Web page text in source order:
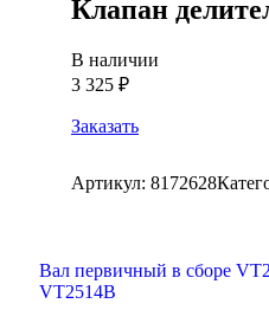
Клапан
В наличии
3 325 ₽
Заказать
Артикул: 8172628
Вал первичный в сборе
VT2514B